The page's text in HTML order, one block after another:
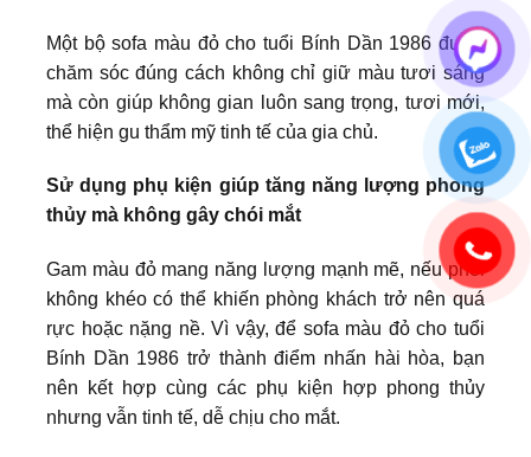
Một bộ sofa màu đỏ cho tuổi Bính Dần 1986 được
chăm sóc đúng cách không chỉ giữ màu tươi sáng
mà còn giúp không gian luôn sang trọng, tươi mới,
thể hiện gu thẩm mỹ tinh tế của gia chủ.
Sử dụng phụ kiện giúp tăng năng lượng phong
thủy mà không gây chói mắt
Gam màu đỏ mang năng lượng mạnh mẽ, nếu phối
không khéo có thể khiến phòng khách trở nên quá
rực hoặc nặng nề. Vì vậy, để sofa màu đỏ cho tuổi
Bính Dần 1986 trở thành điểm nhấn hài hòa, bạn
nên kết hợp cùng các phụ kiện hợp phong thủy
nhưng vẫn tinh tế, dễ chịu cho mắt.